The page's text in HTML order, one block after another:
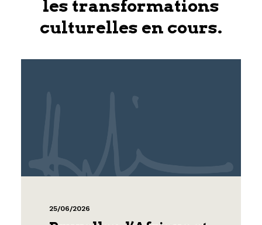
les transformations
culturelles en cours.
25/06/2026